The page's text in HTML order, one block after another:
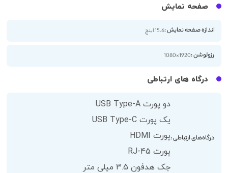
صفحه نمایش
اندازه صفحه نمایش :15.6 اینچ
رزولوشن :1920×1080
درگاه های ارتباطی
درگاه‌های ارتباطی :
دو پورت USB Type-A
یک پورت USB Type-C
پورت HDMI
پورت RJ-45
جک هدفون 3.5 میلی متر